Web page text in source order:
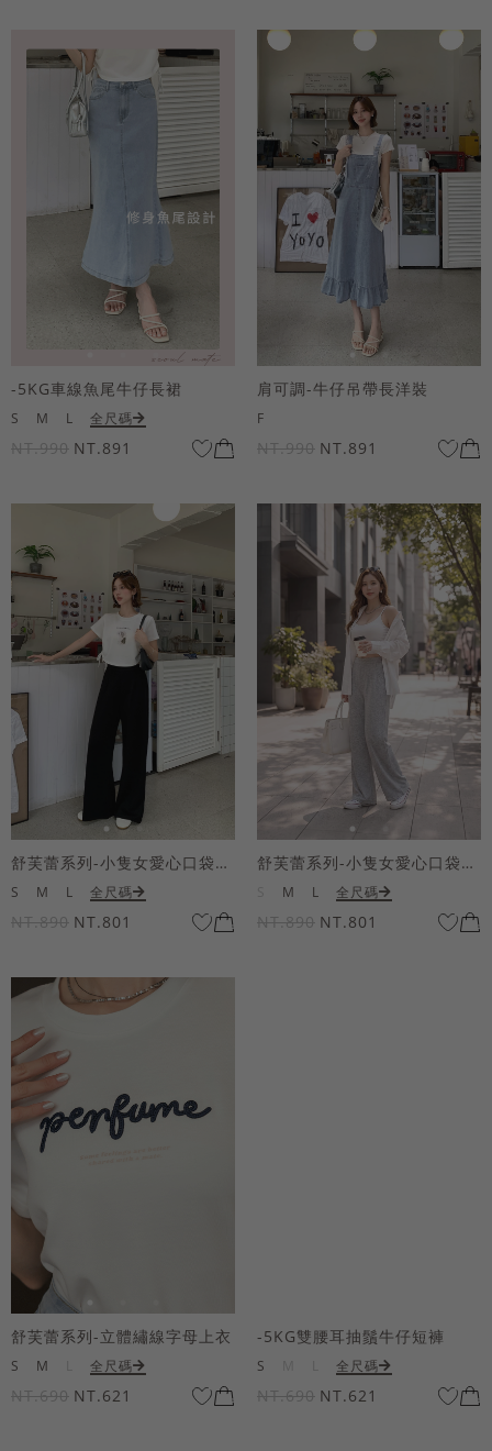
-5KG車線魚尾牛仔長裙
S M L 全尺碼
NT.990 NT.891
肩可調-牛仔吊帶長洋裝
F
NT.990 NT.891
舒芙蕾系列-小隻女愛心口袋寬褲
S M L 全尺碼
NT.890 NT.801
舒芙蕾系列-小隻女愛心口袋寬褲
M L 全尺碼
NT.890 NT.801
舒芙蕾系列-立體繡線字母上衣
S M 全尺碼
NT.690 NT.621
-5KG雙腰耳抽鬚牛仔短褲
S 全尺碼
NT.690 NT.621